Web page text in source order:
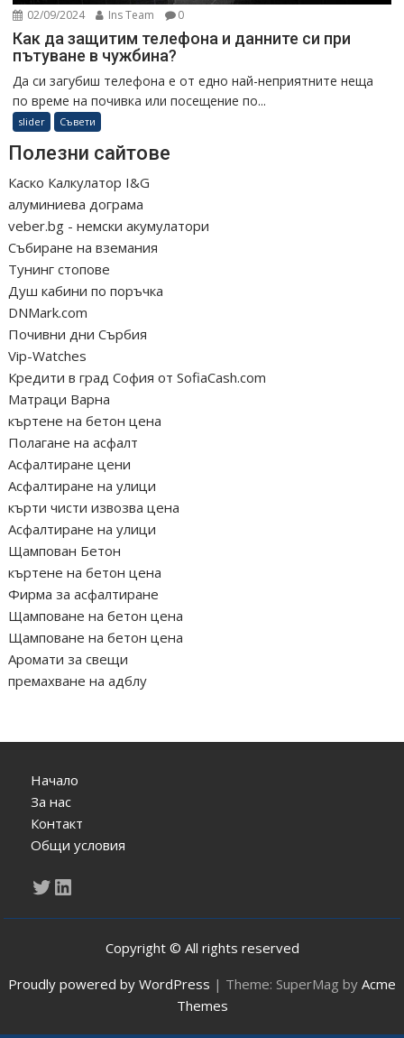
02/09/2024 Ins Team 0
Как да защитим телефона и данните си при
пътуване в чужбина?
Да си загубиш телефона е от едно най-неприятните неща
по време на почивка или посещение по...
slider Съвети
Полезни сайтове
Каско Калкулатор I&G
алуминиева дограма
veber.bg - немски акумулатори
Събиране на вземания
Тунинг стопове
Душ кабини по поръчка
DNMark.com
Почивни дни Сърбия
Vip-Watches
Кредити в град София от SofiaCash.com
Матраци Варна
къртене на бетон цена
Полагане на асфалт
Асфалтиране цени
Асфалтиране на улици
кърти чисти извозва цена
Асфалтиране на улици
Щампован Бетон
къртене на бетон цена
Фирма за асфалтиране
Щамповане на бетон цена
Щамповане на бетон цена
Аромати за свещи
премахване на адблу
Начало
За нас
Контакт
Общи условия
Twitter
LinkedIn
Copyright © All rights reserved
Proudly powered by WordPress | Theme: SuperMag by Acme
Themes